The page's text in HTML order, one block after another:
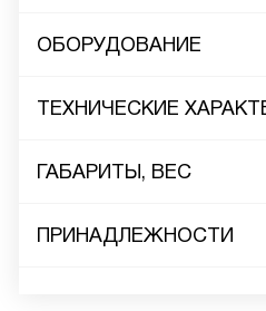
ОБОРУДОВАНИЕ
ТЕХНИЧЕСКИЕ
ГАБАРИТЫ, ВЕС
ПРИНАДЛЕЖНОСТИ